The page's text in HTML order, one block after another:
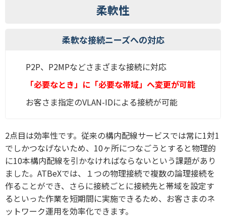
柔軟性
柔軟な接続ニーズへの対応
P2P、P2MPなどさまざまな接続に対応
「必要なとき」に「必要な帯域」へ変更が可能
お客さま指定のVLAN-IDによる接続が可能
2点目は効率性です。従来の構内配線サービスでは常に1対1
でしかつなげないため、10ヶ所につなごうとすると物理的
に10本構内配線を引かなければならないという課題があり
ました。ATBeXでは、１つの物理接続で複数の論理接続を
作ることができ、さらに接続ごとに接続先と帯域を設定す
るといった作業を短期間に実施できるため、お客さまのネ
ットワーク運用を効率化できます。